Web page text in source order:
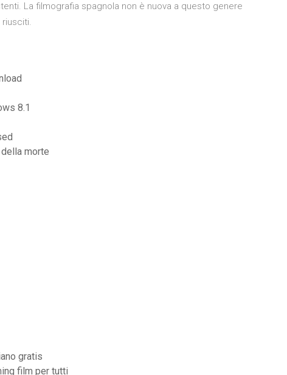
La filmografia spagnola non è nuova a questo genere
8.1
morte
gratis
film per tutti